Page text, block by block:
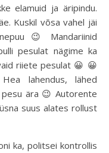
elamuid ja äripindu.
Kuskil võsa vahel jäi
😉 Mandariinid
pesulat nägime ka
riiete pesulat 😀 😀
lahendus, lähed
ära 😉 Autorente
suus alates rollust
ka, politsei kontrollis